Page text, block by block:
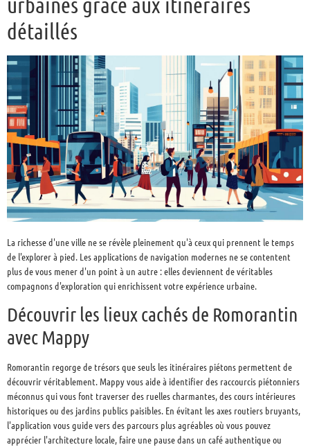
détaillés
La richesse d'une ville ne se révèle pleinement qu'à ceux qui prennent le temps
de l'explorer à pied. Les applications de navigation modernes ne se contentent
plus de vous mener d'un point à un autre : elles deviennent de véritables
compagnons d'exploration qui enrichissent votre expérience urbaine.
Découvrir les lieux cachés de Romorantin
avec Mappy
Romorantin regorge de trésors que seuls les itinéraires piétons permettent de
découvrir véritablement. Mappy vous aide à identifier des raccourcis piétonniers
méconnus qui vous font traverser des ruelles charmantes, des cours intérieures
historiques ou des jardins publics paisibles. En évitant les axes routiers bruyants,
l'application vous guide vers des parcours plus agréables où vous pouvez
apprécier l'architecture locale, faire une pause dans un café authentique ou